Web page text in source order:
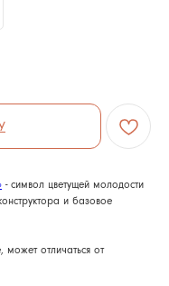
- символ цветущей молодости
и базовое
отличаться от